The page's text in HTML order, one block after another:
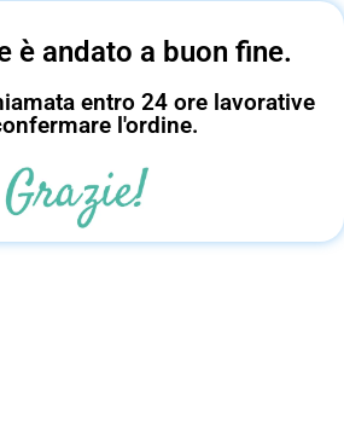
è andato a buon fine.
entro 24 ore lavorative
l'ordine.